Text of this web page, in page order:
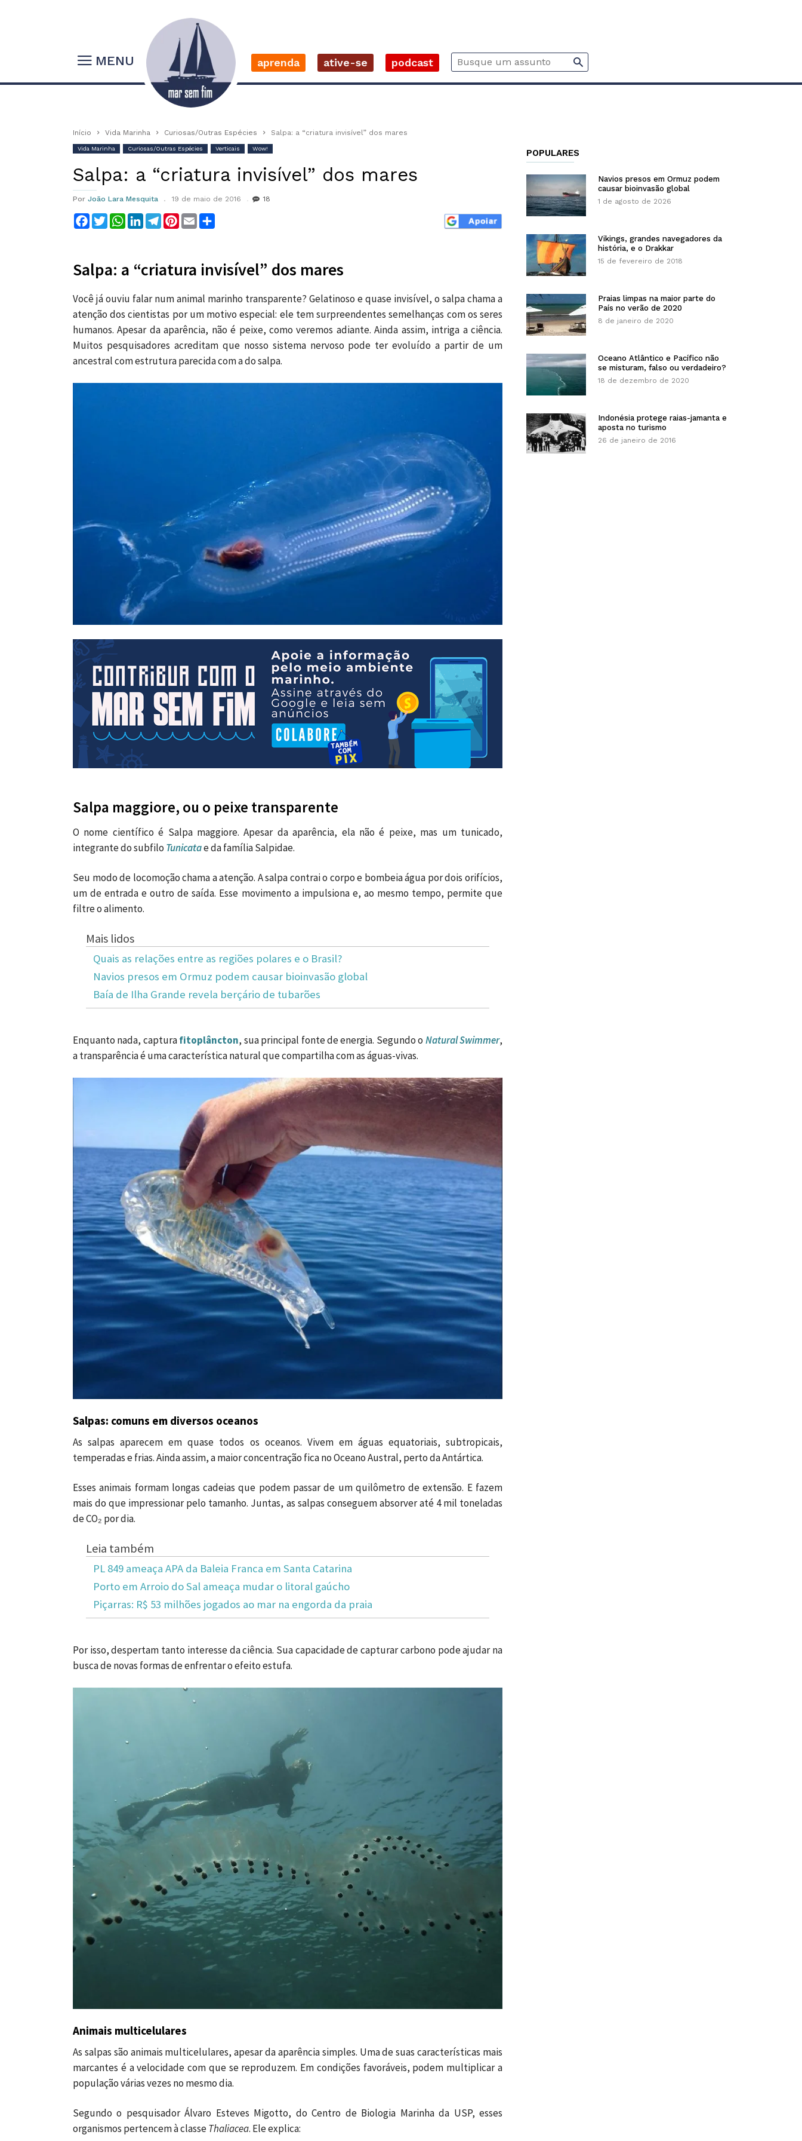
MENU aprenda ative-se podcast
Início Vida Marinha Curiosas/Outras Espécies Salpa: a “criatura invisível” dos mares
Vida Marinha Curiosas/Outras Espécies Verticais Wow!
Salpa: a “criatura invisível” dos mares
Por João Lara Mesquita 19 de maio de 2016 18
Facebook
TwitterWhatsApp
LinkedInTelegram
Pinterest
Email
Salpa: a “criatura invisível” dos mares
Você já ouviu falar num animal marinho transparente? Gelatinoso e quase invisível, o salpa chama a
atenção dos cientistas por um motivo especial: ele tem surpreendentes semelhanças com os seres
humanos. Apesar da aparência, não é peixe, como veremos adiante. Ainda assim, intriga a ciência.
Muitos pesquisadores acreditam que nosso sistema nervoso pode ter evoluído a partir de um
ancestral com estrutura parecida com a do salpa.
Salpa maggiore, ou o peixe transparente
O nome científico é Salpa maggiore. Apesar da aparência, ela não é peixe, mas um tunicado,
integrante do subfilo Tunicatae da família Salpidae.
Seu modo de locomoção chama a atenção. A salpa contrai o corpo e bombeia água por dois orifícios,
um de entrada e outro de saída. Esse movimento a impulsiona e, ao mesmo tempo, permite que
filtre o alimento.
Mais lidos
Quais as relações entre as regiões polares e o Brasil?
Navios presos em Ormuz podem causar bioinvasão global
Baía de Ilha Grande revela berçário de tubarões
Enquanto nada, capturafitoplâncton, sua principal fonte de energia. Segundo o Natural Swimmer,
a transparência é uma característica natural que compartilha com as águas-vivas.
Salpas: comuns em diversos oceanos
As salpas aparecem em quase todos os oceanos. Vivem em águas equatoriais, subtropicais,
temperadas e frias. Ainda assim, a maior concentração fica no Oceano Austral, perto da Antártica.
Esses animais formam longas cadeias que podem passar de um quilômetro de extensão. E fazem
mais do que impressionar pelo tamanho. Juntas, as salpas conseguem absorver até 4 mil toneladas
de CO₂ por dia.
Leia também
PL 849 ameaça APA da Baleia Franca em Santa Catarina
Porto em Arroio do Sal ameaça mudar o litoral gaúcho
Piçarras: R$ 53 milhões jogados ao mar na engorda da praia
Por isso, despertam tanto interesse da ciência. Sua capacidade de capturar carbono pode ajudar na
busca de novas formas de enfrentar o efeito estufa.
Animais multicelulares
As salpas são animais multicelulares, apesar da aparência simples. Uma de suas características mais
marcantes é a velocidade com que se reproduzem. Em condições favoráveis, podem multiplicar a
população várias vezes no mesmo dia.
Segundo o pesquisador Álvaro Esteves Migotto, do Centro de Biologia Marinha da USP, esses
organismos pertencem à classeThaliacea. Ele explica:
POPULARES
Navios presos em Ormuz podem
causar bioinvasão global
1 de agosto de 2026
Vikings, grandes navegadores da
história, e o Drakkar
15 de fevereiro de 2018
Praias limpas na maior parte do
País no verão de 2020
8 de janeiro de 2020
Oceano Atlântico e Pacífico não
se misturam, falso ou verdadeiro?
18 de dezembro de 2020
Indonésia protege raias-jamanta e
aposta no turismo
26 de janeiro de 2016